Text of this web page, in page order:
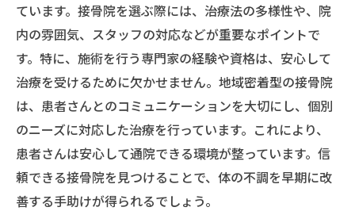
ています。接骨院を選ぶ際には、治療法の多様性や、院
内の雰囲気、スタッフの対応などが重要なポイントで
す。特に、施術を行う専門家の経験や資格は、安心して
治療を受けるために欠かせません。地域密着型の接骨院
は、患者さんとのコミュニケーションを大切にし、個別
のニーズに対応した治療を行っています。これにより、
患者さんは安心して通院できる環境が整っています。信
頼できる接骨院を見つけることで、体の不調を早期に改
善する手助けが得られるでしょう。